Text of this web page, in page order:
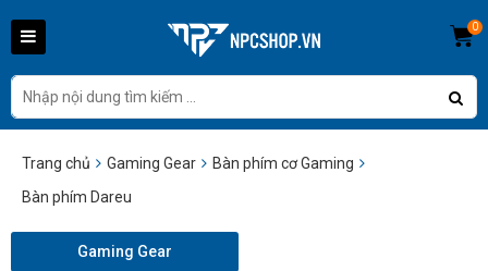
0
Trang chủ Gaming Gear
Bàn phím cơ Gaming
Bàn phím Dareu
Gaming Gear